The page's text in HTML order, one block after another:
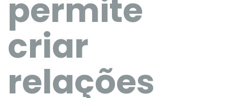
permite
criar
relações